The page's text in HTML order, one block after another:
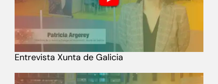
Entrevista Xunta de Galicia